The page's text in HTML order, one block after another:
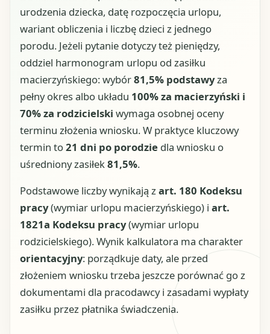
urodzenia dziecka, datę rozpoczęcia urlopu,
wariant obliczenia i liczbę dzieci z jednego
porodu. Jeżeli pytanie dotyczy też pieniędzy,
oddziel harmonogram urlopu od zasiłku
macierzyńskiego: wybór81,5% podstawyza
pełny okres albo układu 100% za macierzyński i
70% za rodzicielski wymaga osobnej oceny
terminu złożenia wniosku. W praktyce kluczowy
termin to21 dni po porodzie dla wniosku o
uśredniony zasiłek81,5%.
Podstawowe liczby wynikają zart. 180 Kodeksu
pracy(wymiar urlopu macierzyńskiego) i art.
1821a Kodeksu pracy(wymiar urlopu
rodzicielskiego). Wynik kalkulatora ma charakter
orientacyjny: porządkuje daty, ale przed
złożeniem wniosku trzeba jeszcze porównać go z
dokumentami dla pracodawcy i zasadami wypłaty
zasiłku przez płatnika świadczenia.